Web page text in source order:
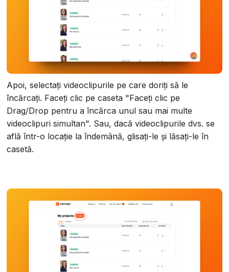
Apoi, selectați videoclipurile pe care doriți să le
încărcați. Faceți clic pe caseta "Faceți clic pe
Drag/Drop pentru a încărca unul sau mai multe
videoclipuri simultan". Sau, dacă videoclipurile dvs. se
află într-o locație la îndemână, glisați-le și lăsați-le în
casetă.